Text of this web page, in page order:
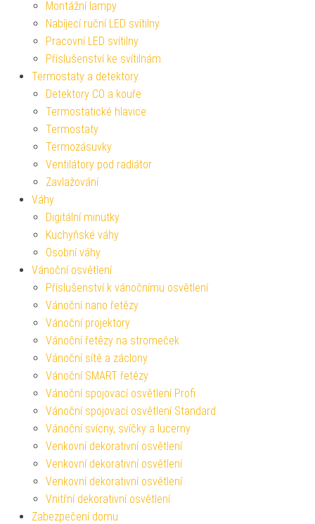
Montážní lampy
Nabíjecí ruční LED svítilny
Pracovní LED svítilny
Příslušenství ke svítilnám
Termostaty a detektory
Detektory CO a kouře
Termostatické hlavice
Termostaty
Termozásuvky
Ventilátory pod radiátor
Zavlažování
Váhy
Digitální minutky
Kuchyňské váhy
Osobní váhy
Vánoční osvětlení
Příslušenství k vánočnímu osvětlení
Vánoční nano řetězy
Vánoční projektory
Vánoční řetězy na stromeček
Vánoční sítě a záclony
Vánoční SMART řetězy
Vánoční spojovací osvětlení Profi
Vánoční spojovací osvětlení Standard
Vánoční svícny, svíčky a lucerny
Venkovní dekorativní osvětlení
Venkovní dekorativní osvětlení
Venkovní dekorativní osvětlení
Vnitřní dekorativní osvětlení
Zabezpečení domu